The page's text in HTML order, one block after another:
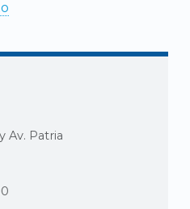
Av. Patria